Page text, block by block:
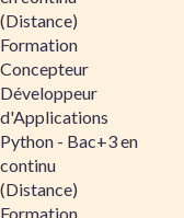
(Distance)
Formation
Concepteur
Développeur
d'Applications
Python - Bac+3 en
continu
(Distance)
Formation